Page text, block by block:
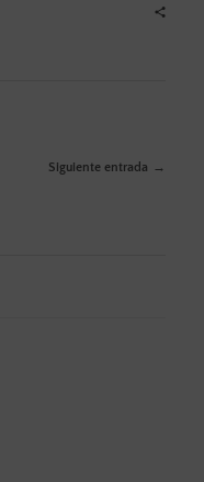
Siguiente entrada